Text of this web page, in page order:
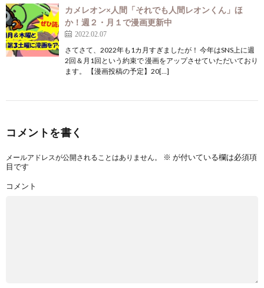
カメレオン×人間「それでも人間レオンくん」ほ
か！週２・月１で漫画更新中
2022.02.07
さてさて、2022年も1カ月すぎましたが！ 今年はSNS上に週
2回＆月1回という約束で 漫画をアップさせていただいており
ます。 【漫画投稿の予定】20[…]
コメントを書く
メールアドレスが公開されることはありません。 ※ が付いている欄は必須項
目です
コメント